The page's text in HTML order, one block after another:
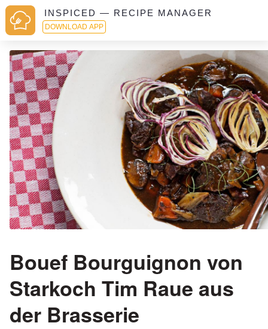
INSPICED — RECIPE MANAGER
DOWNLOAD APP
Bouef Bourguignon von
Starkoch Tim Raue aus
der Brasserie